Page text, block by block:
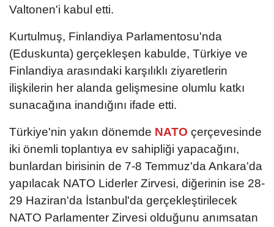
Valtonen'i kabul etti.
Kurtulmuş, Finlandiya Parlamentosu'nda
(Eduskunta) gerçekleşen kabulde, Türkiye ve
Finlandiya arasındaki karşılıklı ziyaretlerin
ilişkilerin her alanda gelişmesine olumlu katkı
sunacağına inandığını ifade etti.
Türkiye'nin yakın dönemde NATO çerçevesinde
iki önemli toplantıya ev sahipliği yapacağını,
bunlardan birisinin de 7-8 Temmuz'da Ankara'da
yapılacak NATO Liderler Zirvesi, diğerinin ise 28-
29 Haziran'da İstanbul'da gerçekleştirilecek
NATO Parlamenter Zirvesi olduğunu anımsatan